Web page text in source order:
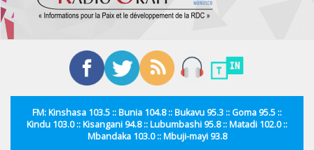
FM: Kinshasa 103.5 :: Bunia 104.8 :: Bukavu 95.3 :: Goma 95.5 ::
Kindu 103.0 :: Kisangani 94.8 :: Lubumbashi 95.8 :: Matadi 102.0 ::
Mbandaka 103.0 :: Mbuji-mayi 93.8